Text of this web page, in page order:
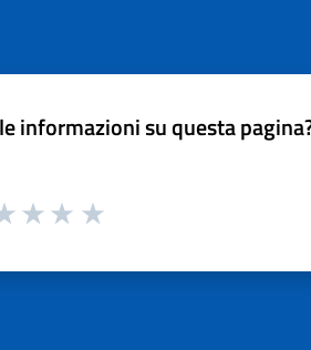
informazioni su questa